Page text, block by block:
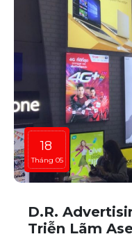
18
Tháng 05
D.R.
Triễn Lãm